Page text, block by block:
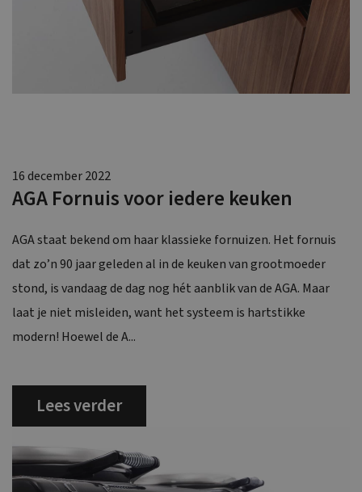
16 december 2022
AGA Fornuis voor iedere keuken
AGA staat bekend om haar klassieke fornuizen. Het fornuis
dat zo’n 90 jaar geleden al in de keuken van grootmoeder
stond, is vandaag de dag nog hét aanblik van de AGA. Maar
laat je niet misleiden, want het systeem is hartstikke
modern! Hoewel de A...
Lees verder